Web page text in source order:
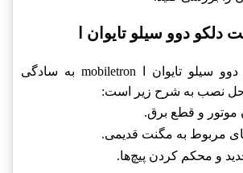
دوو سیلو تایوان ا
نصب مگنت دلکو دوو سیلو تایوان ا mobiletron به سادگی
نصب به شرح زیر است:
و قطع برق.
مربوط به مگنت قدیمی.
و محکم کردن پیچ‌ها.